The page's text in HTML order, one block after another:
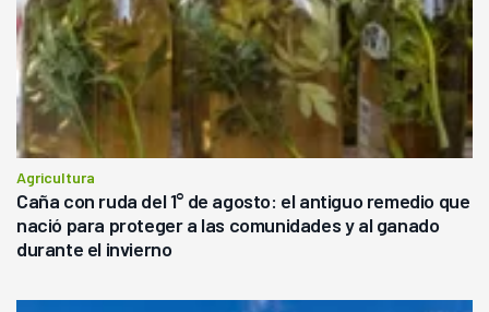
Agricultura
Caña con ruda del 1° de agosto: el antiguo remedio que
nació para proteger a las comunidades y al ganado
durante el invierno